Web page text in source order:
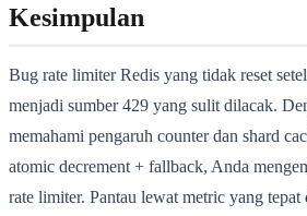
Kesimpulan
Bug rate limiter Redis yang tidak reset
menjadi sumber 429 yang sulit dilacak.
memahami pengaruh counter dan shard
atomic decrement + fallback, Anda
rate limiter. Pantau lewat metric yang